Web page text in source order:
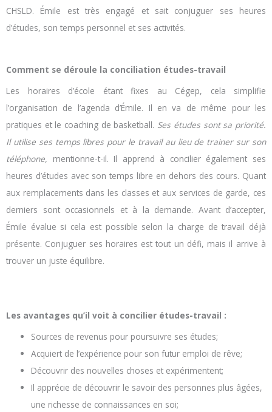
CHSLD. Émile est très engagé et sait conjuguer ses heures
d’études, son temps personnel et ses activités.
Comment se déroule la conciliation études-travail
Les horaires d’école étant fixes au Cégep, cela simplifie
l’organisation de l’agenda d’Émile. Il en va de même pour les
pratiques et le coaching de basketball. Ses études sont sa priorité.
Il utilise ses temps libres pour le travail au lieu de trainer sur son
téléphone, mentionne-t-il. Il apprend à concilier également ses
heures d’études avec son temps libre en dehors des cours. Quant
aux remplacements dans les classes et aux services de garde, ces
derniers sont occasionnels et à la demande. Avant d’accepter,
Émile évalue si cela est possible selon la charge de travail déjà
présente. Conjuguer ses horaires est tout un défi, mais il arrive à
trouver un juste équilibre.
Les avantages qu’il voit à concilier études-travail :
Sources de revenus pour poursuivre ses études;
Acquiert de l’expérience pour son futur emploi de rêve;
Découvrir des nouvelles choses et expérimentent;
Il apprécie de découvrir le savoir des personnes plus âgées,
une richesse de connaissances en soi;